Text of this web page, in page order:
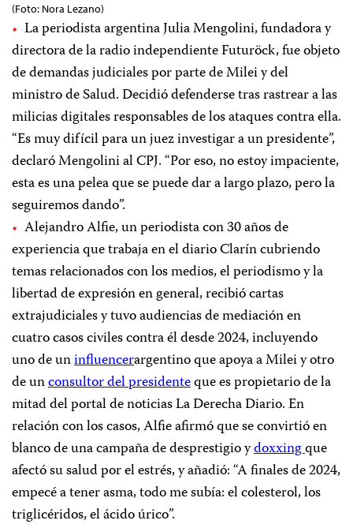
(Foto: Nora Lezano)
La periodista argentina Julia Mengolini, fundadora y
directora de la radio independiente Futuröck, fue objeto
de demandas judiciales por parte de Milei y del
ministro de Salud. Decidió defenderse tras rastrear a las
milicias digitales responsables de los ataques contra ella.
“Es muy difícil para un juez investigar a un presidente”,
declaró Mengolini al CPJ. “Por eso, no estoy impaciente,
esta es una pelea que se puede dar a largo plazo, pero la
seguiremos dando”.
Alejandro Alfie, un periodista con 30 años de
experiencia que trabaja en el diario Clarín cubriendo
temas relacionados con los medios, el periodismo y la
libertad de expresión en general, recibió cartas
extrajudiciales y tuvo audiencias de mediación en
cuatro casos civiles contra él desde 2024, incluyendo
uno de uninfluencerargentino que apoya a Milei y otro
de unconsultor del presidenteque es propietario de la
mitad del portal de noticias La Derecha Diario. En
relación con los casos, Alfie afirmó que se convirtió en
blanco de una campaña de desprestigio ydoxxingque
afectó su salud por el estrés, y añadió: “A finales de 2024,
empecé a tener asma, todo me subía: el colesterol, los
triglicéridos, el ácido úrico”.